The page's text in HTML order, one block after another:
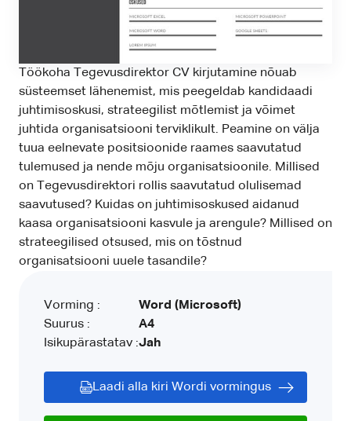
Töökoha Tegevusdirektor CV kirjutamine nõuab
süsteemset lähenemist, mis peegeldab kandidaadi
juhtimisoskusi, strateegilist mõtlemist ja võimet
juhtida organisatsiooni terviklikult. Peamine on välja
tuua eelnevate positsioonide raames saavutatud
tulemused ja nende mõju organisatsioonile. Millised
on Tegevusdirektori rollis saavutatud olulisemad
saavutused? Kuidas on juhtimisoskused aidanud
kaasa organisatsiooni kasvule ja arengule? Millised on
strateegilised otsused, mis on tõstnud
organisatsiooni uuele tasandile?
Vorming :
Suurus :
Isikupärastatav :
Word (Microsoft)
A4
Jah
Laadi alla kiri Wordi vormingus